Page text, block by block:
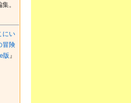
。
にい
冒険
版』